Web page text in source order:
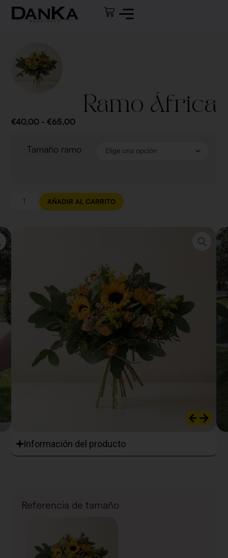
Ramo África
€40,00 - €65,00
Tamaño ramo
AÑADIR AL CARRITO
Información del producto
Referencia de tamaño